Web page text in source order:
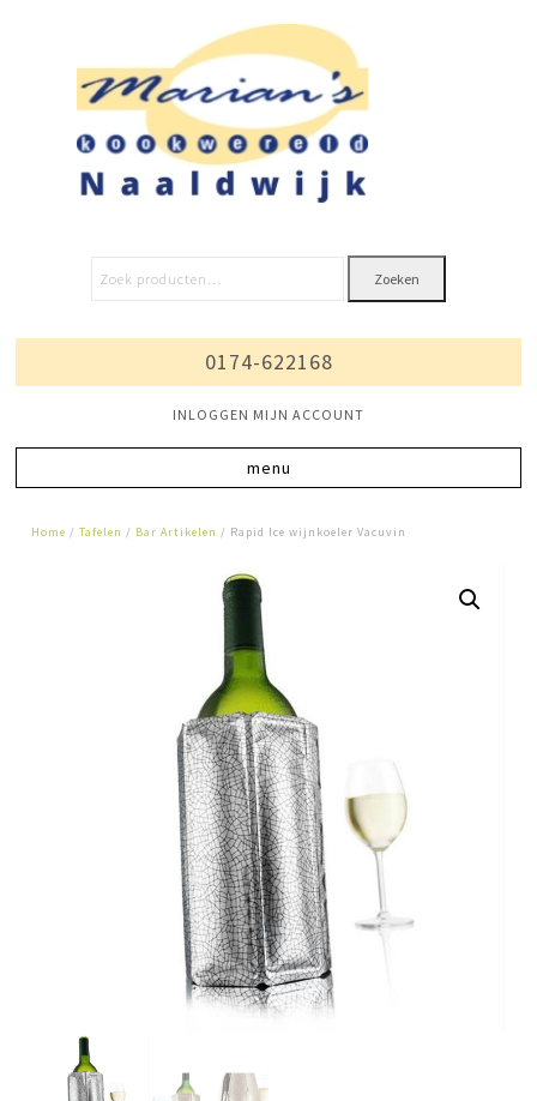
Zoeken
0174-622168
INLOGGEN MIJN ACCOUNT
Home /Tafelen / Bar Artikelen / Rapid Ice wijnkoeler Vacuvin